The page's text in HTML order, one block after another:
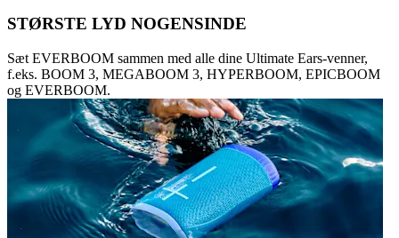
STØRSTE LYD NOGENSINDE
Sæt EVERBOOM sammen med alle dine Ultimate Ears-venner,
f.eks. BOOM 3, MEGABOOM 3, HYPERBOOM, EPICBOOM
og EVERBOOM.